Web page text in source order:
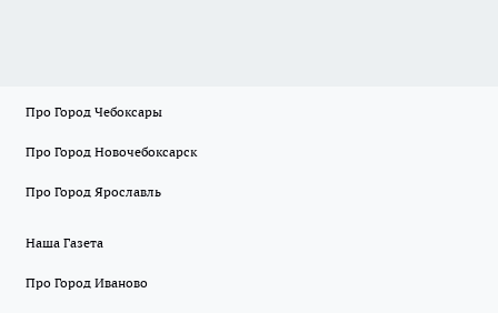
Про Город Чебоксары
Про Город Новочебоксарск
Про Город Ярославль
Наша Газета
Про Город Иваново